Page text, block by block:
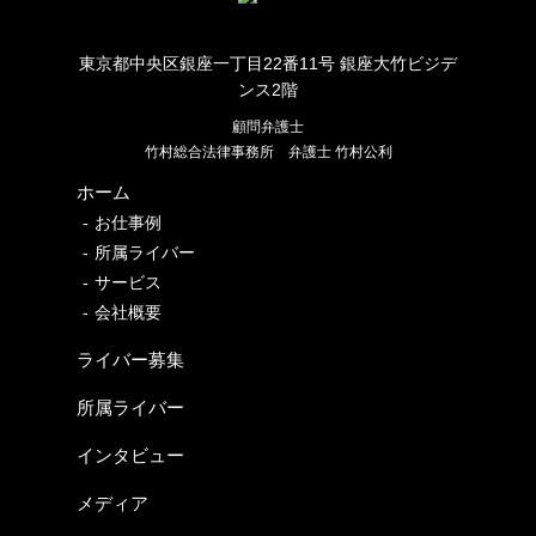
東京都中央区銀座一丁目22番11号 銀座大竹ビジデ
ンス2階
顧問弁護士
竹村総合法律事務所 弁護士 竹村公利
ホーム
お仕事例
所属ライバー
サービス
会社概要
ライバー募集
所属ライバー
インタビュー
メディア